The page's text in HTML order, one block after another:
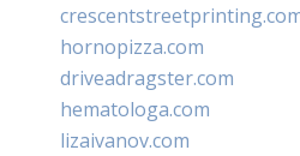
hornopizza.com
driveadragster.com
hematologa.com
lizaivanov.com